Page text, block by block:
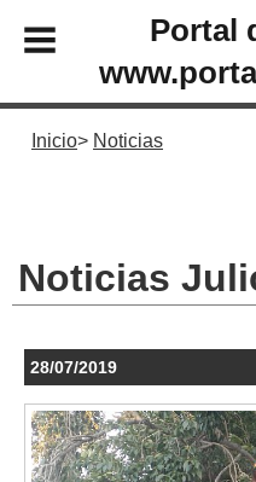
Portal
Inicio Noticias
Noticias
28/07/2019